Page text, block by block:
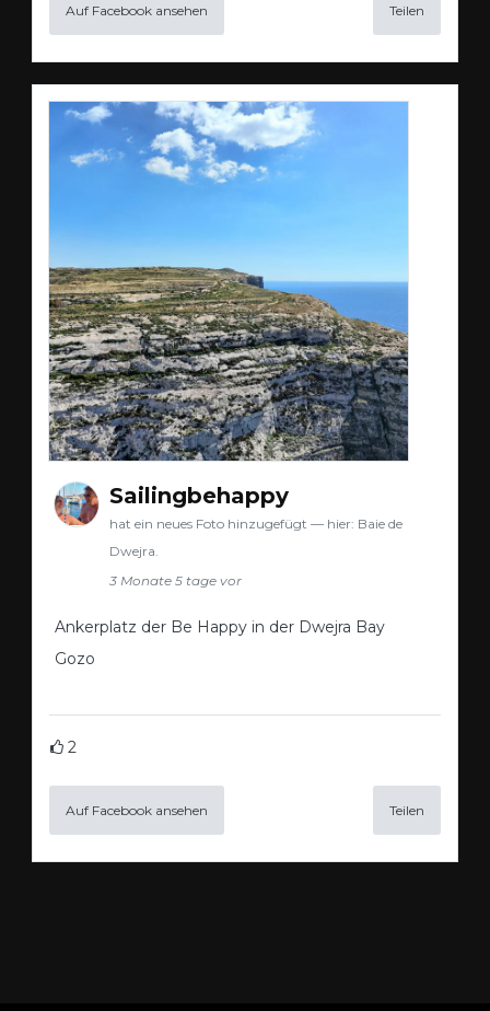
Auf Facebook ansehen Teilen
Sailingbehappy
hat ein neues Foto hinzugefügt — hier: Baie de
Dwejra.
3 Monate 5 tage vor
Ankerplatz der Be Happy in der Dwejra Bay
Gozo
2
Auf Facebook ansehen Teilen